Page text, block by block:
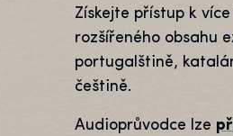
Získejte přístup k
rozšířeného obsahu
portugalštině,
češtině.
Audioprůvodce lze